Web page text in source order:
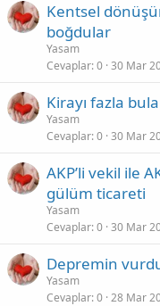
Kentsel
boğdular
Yasam
Cevaplar 0 30 Mar
Kirayı fazla
Yasam
Cevaplar 0 30 Mar
AKP’li vekil ile
gülüm ticareti
Yasam
Cevaplar 0 30 Mar
Depremin
Yasam
Cevaplar 0 28 Mar